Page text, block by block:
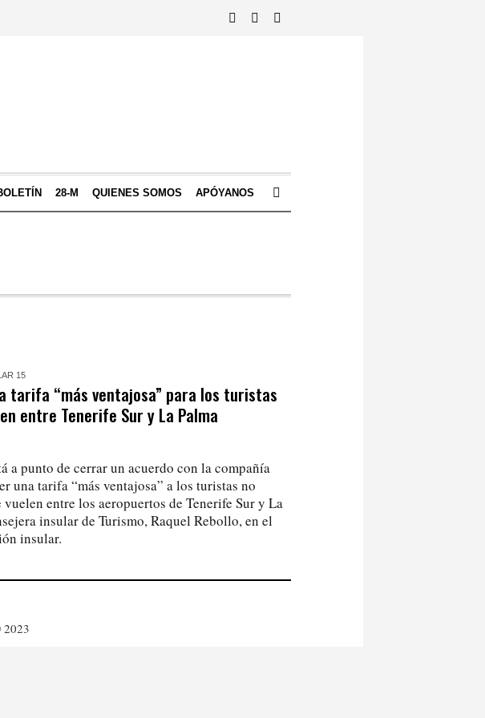
28-M QUIENES SOMOS APÓYANOS
15
tarifa “más ventajosa” para los turistas
entre Tenerife Sur y La Palma
a punto de cerrar un acuerdo con la compañía
una tarifa “más ventajosa” a los turistas no
vuelen entre los aeropuertos de Tenerife Sur y La
insular de Turismo, Raquel Rebollo, en el
insular.
2023